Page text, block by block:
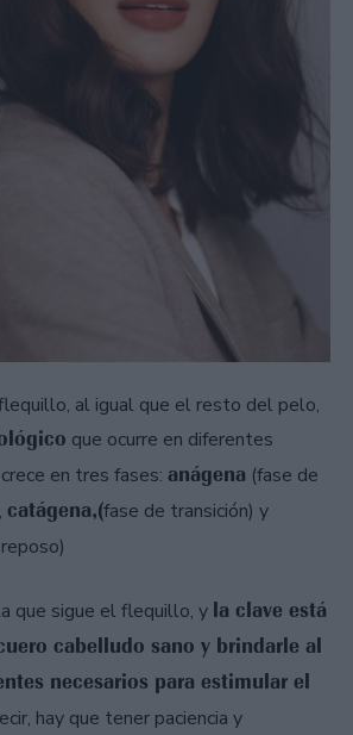
al igual que el resto del pelo,
que ocurre en diferentes
en tres fases: anágena (fase de
catágena,(fase de transición) y
que sigue el flequillo, y la clave está
cabelludo sano y brindarle al
necesarios para estimular el
hay que tener paciencia y